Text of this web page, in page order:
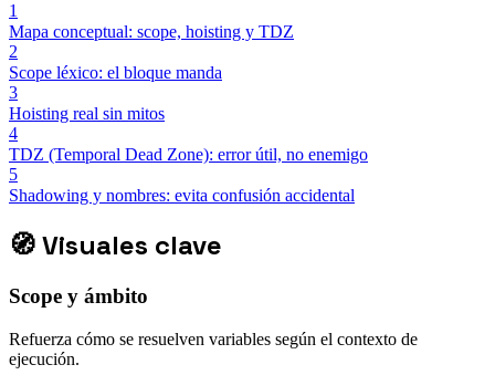
1
Mapa conceptual: scope, hoisting y TDZ
2
Scope léxico: el bloque manda
3
Hoisting real sin mitos
4
TDZ (Temporal Dead Zone): error útil, no enemigo
5
Shadowing y nombres: evita confusión accidental
🧭Visuales clave
Scope y ámbito
Refuerza cómo se resuelven variables según el contexto de
ejecución.